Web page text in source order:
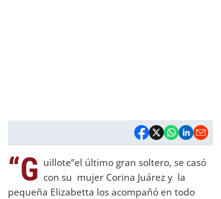
“G uillote”el último gran soltero, se casó
con su mujer Corina Juárez y la
pequeña Elizabetta los acompañó en todo